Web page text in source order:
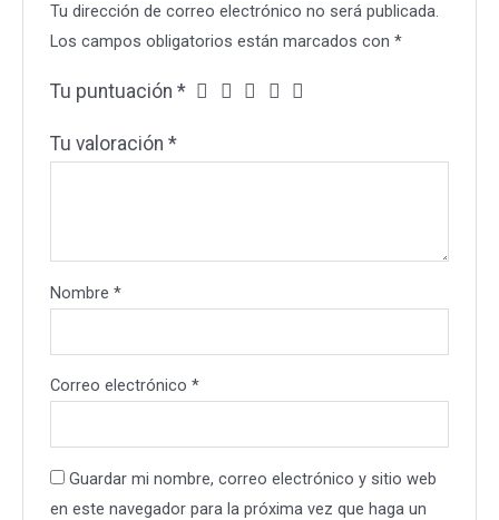
Tu dirección de correo electrónico no será publicada.
Los campos obligatorios están marcados con*
Tu puntuación*
Tu valoración*
Nombre*
Correo electrónico*
Guardar mi nombre, correo electrónico y sitio web
en este navegador para la próxima vez que haga un